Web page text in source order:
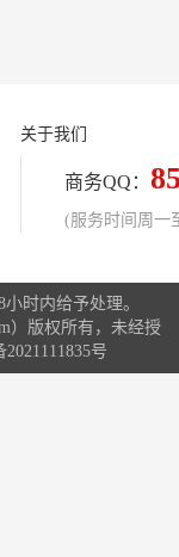
关于我们
商务QQ：
(服务时间周一
时内给予处理。
）版权所有，未经授
2021111835号